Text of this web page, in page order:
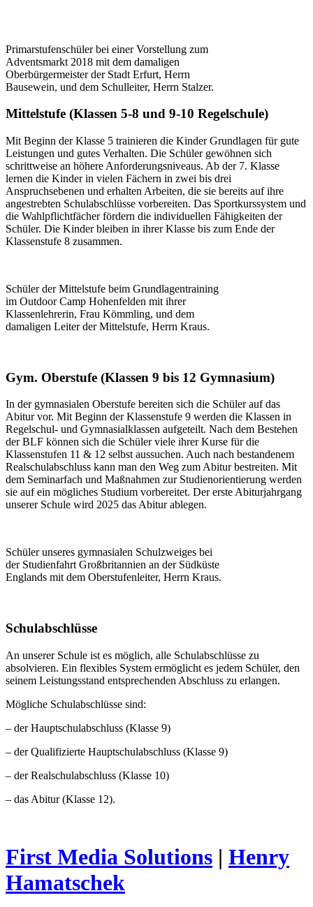
Primarstufenschüler bei einer Vorstellung zum
Adventsmarkt 2018 mit dem damaligen
Oberbürgermeister der Stadt Erfurt, Herrn
Bausewein, und dem Schulleiter, Herrn Stalzer.
Mittelstufe (Klassen 5-8 und 9-10 Regelschule)
Mit Beginn der Klasse 5 trainieren die Kinder Grundlagen für gute
Leistungen und gutes Verhalten. Die Schüler gewöhnen sich
schrittweise an höhere Anforderungsniveaus. Ab der 7. Klasse
lernen die Kinder in vielen Fächern in zwei bis drei
Anspruchsebenen und erhalten Arbeiten, die sie bereits auf ihre
angestrebten Schulabschlüsse vorbereiten. Das Sportkurssystem und
die Wahlpflichtfächer fördern die individuellen Fähigkeiten der
Schüler. Die Kinder bleiben in ihrer Klasse bis zum Ende der
Klassenstufe 8 zusammen.
Schüler der Mittelstufe beim Grundlagentraining
im Outdoor Camp Hohenfelden mit ihrer
Klassenlehrerin, Frau Kömmling, und dem
damaligen Leiter der Mittelstufe, Herrn Kraus.
Gym. Oberstufe (Klassen 9 bis 12 Gymnasium)
In der gymnasialen Oberstufe bereiten sich die Schüler auf das
Abitur vor. Mit Beginn der Klassenstufe 9 werden die Klassen in
Regelschul- und Gymnasialklassen aufgeteilt. Nach dem Bestehen
der BLF können sich die Schüler viele ihrer Kurse für die
Klassenstufen 11 & 12 selbst aussuchen. Auch nach bestandenem
Realschulabschluss kann man den Weg zum Abitur bestreiten. Mit
dem Seminarfach und Maßnahmen zur Studienorientierung werden
sie auf ein mögliches Studium vorbereitet. Der erste Abiturjahrgang
unserer Schule wird 2025 das Abitur ablegen.
Schüler unseres gymnasialen Schulzweiges bei
der Studienfahrt Großbritannien an der Südküste
Englands mit dem Oberstufenleiter, Herrn Kraus.
Schulabschlüsse
An unserer Schule ist es möglich, alle Schulabschlüsse zu
absolvieren. Ein flexibles System ermöglicht es jedem Schüler, den
seinem Leistungsstand entsprechenden Abschluss zu erlangen.
Mögliche Schulabschlüsse sind:
– der Hauptschulabschluss (Klasse 9)
– der Qualifizierte Hauptschulabschluss (Klasse 9)
– der Realschulabschluss (Klasse 10)
– das Abitur (Klasse 12).
First Media Solutions | Henry
Hamatschek